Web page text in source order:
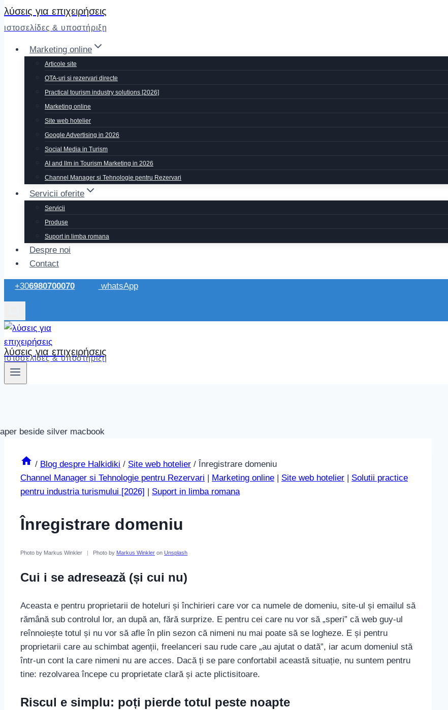
λύσεις για επιχειρήσεις
ιστοσελίδες & υποστήριξη
Marketing online
Articole site
OTA-uri si rezervari directe
Practical tourism industry solutions [2026]
Marketing online
Site web hotelier
Google Advertising in 2026
Social Media in Turism
AI and llm in Tourism Marketing in 2026
Channel Manager si Tehnologie pentru Rezervari
Servicii oferite
Servicii
Produse
Suport in limba romana
Despre noi
Contact
+306980700070 whatsApp
λύσεις για επιχειρήσεις
ιστοσελίδες & υποστήριξη
/ Blog despre Halkidiki / Site web hotelier / Înregistrare domeniu
Channel Manager si Tehnologie pentru Rezervari
Marketing online Site web hotelier
Solutii practice
pentru industria turismului [2026]
Suport in limba romana
Înregistrare domeniu
Photo by Markus Winkler Photo by Markus Winkler on Unsplash
Cui i se adresează (și cui nu)
Aceasta e pentru proprietarii de hoteluri și închirieri care vor ca numele de domeniu, site-ul și emailul să
rămână sub controlul lor, an după an, fără surprize. E pentru cei care nu vor să „speri” că web guy-ul
reînnoiește totul și nu vor să afle în plin sezon că nimeni nu mai poate să se logheze. E și pentru
proprietarii care au schimbat agenții, freelanceri sau rude care „au ajutat o dată”, iar acum domeniul stă
într-un cont la care nimeni nu are acces. Dacă ți se pare confortabil această situație, nu suntem pentru
tine: rezolvarea începe cu proprietate clară și acte plictisitoare.
Riscul e simplu: poți pierde totul peste noapte